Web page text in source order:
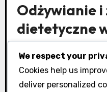
Odżywianie
dietetyczne
Odżywianie odgrywa
zarządzaniu
We respect your
Cookies help us
deliver personalized